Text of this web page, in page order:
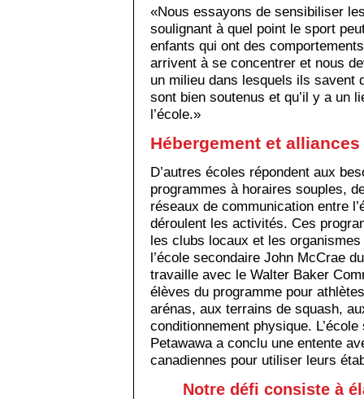
«Nous essayons de sensibiliser
soulignant à quel point le sport
enfants qui ont des
arrivent à se concentrer et nous
un milieu dans lesquels ils savent
sont bien soutenus et qu’il y a un
l’école.»
Hébergement et alliances
D’autres écoles répondent aux
programmes à horaires souples,
réseaux de communication entre
déroulent les activités. Ces
les clubs locaux et les
l’école secondaire John McCrae
travaille avec le Walter Baker
élèves du programme pour
arénas, aux terrains de squash,
conditionnement physique.
Petawawa a conclu une entente
canadiennes pour utiliser leurs
Notre défi consiste à